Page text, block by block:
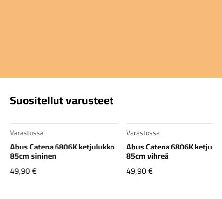
Suositellut varusteet
Varastossa
Abus Catena 6806K ketjulukko
85cm sininen
49,90€
Varastossa
Abus Catena 6806K
85cm vihreä
49,90€